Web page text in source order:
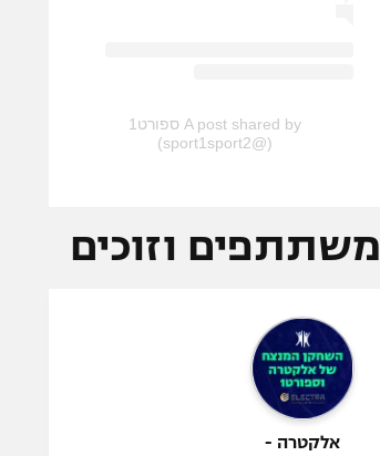
A post shared by ספורט1
(@sport1sport2)
משתתפים וזוכים
אלקטרה -